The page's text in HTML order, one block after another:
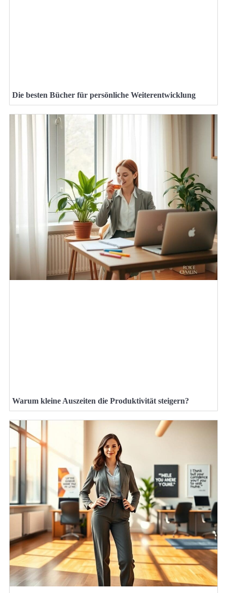
Die besten Bücher für persönliche Weiterentwicklung
Warum kleine Auszeiten die Produktivität steigern?